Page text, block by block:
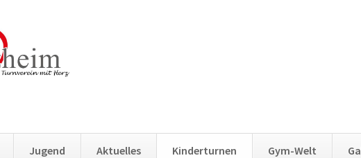
Jugend Aktuelles Kinderturnen Gym-Welt